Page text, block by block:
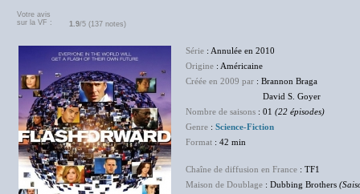
Votre avis
sur la VF :
1.9/5 (137 notes)
Série : Annulée en 2010
Origine : Américaine
Créée en 2009 par : Brannon Braga
David S. Goyer
Nombre de saisons : 01 (22 épisodes)
Genre : Science-Fiction
Format : 42 min
Chaîne de diffusion en France : TF1
Maison de Doublage : Dubbing Brothers